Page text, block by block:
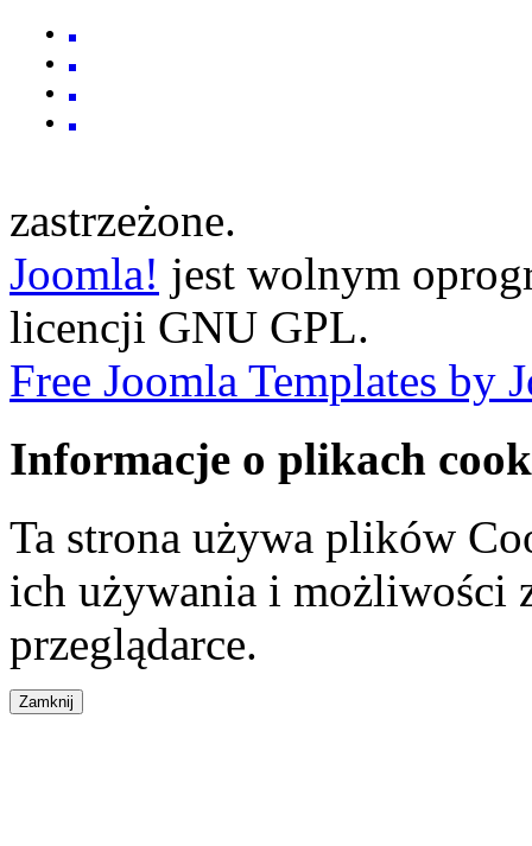
zastrzeżone.
Joomla! jest wolnym
licencji GNU GPL.
Free Joomla Templates by
Informacje o plikach
Ta strona używa plików
ich używania i możliwości
przeglądarce.